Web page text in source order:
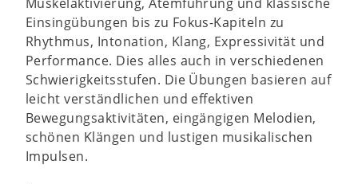
Einsingübungen bis zu Fokus-Kapiteln zu
Rhythmus, Intonation, Klang, Expressivität und
Performance. Dies alles auch in verschiedenen
Schwierigkeitsstufen. Die Übungen basieren auf
leicht verständlichen und effektiven
Bewegungsaktivitäten, eingängigen Melodien,
schönen Klängen und lustigen musikalischen
Impulsen.